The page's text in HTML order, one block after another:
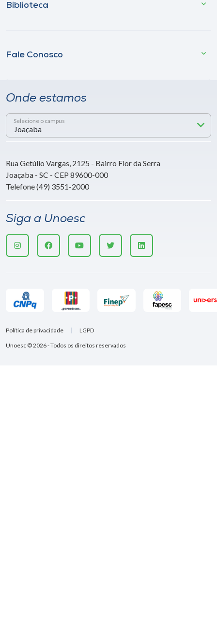
Biblioteca
Fale Conosco
Onde estamos
Selecione o campus
Rua Getúlio Vargas, 2125 - Bairro Flor da Serra
Joaçaba - SC - CEP 89600-000
Telefone (49) 3551-2000
Siga a Unoesc
Unoesc © 2026 - Todos os direitos reservados
Política de privacidade LGPD